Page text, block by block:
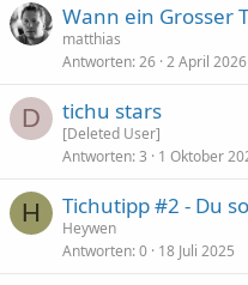
Wann ein Grosser
matthias
Antworten 26 2 April 2026
D tichu stars
[Deleted User]
Antworten 3 1 Oktober
H Tichutipp #2 - Du
Heywen
Antworten 0 18 Juli 2025